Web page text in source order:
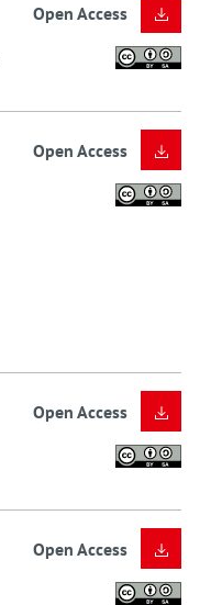
Open Access
Open Access
Open Access
Open Access